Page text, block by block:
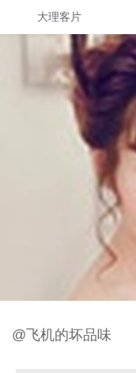
大理客片
@飞机的坏品味